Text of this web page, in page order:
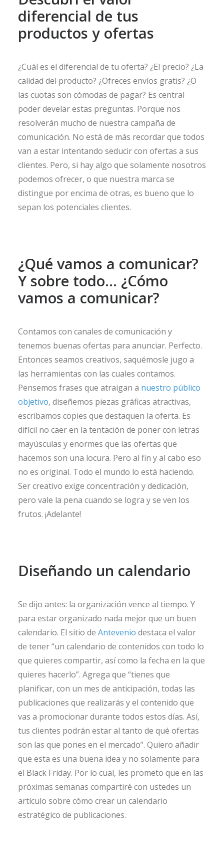
diferencial de tus
productos y ofertas
¿Cuál es el diferencial de tu oferta? ¿El precio? ¿La
calidad del producto? ¿Ofreces envíos gratis? ¿O
las cuotas son cómodas de pagar? Es central
poder develar estas preguntas. Porque nos
resolverán mucho de nuestra campaña de
comunicación. No está de más recordar que todos
van a estar intentando seducir con ofertas a sus
clientes. Pero, si hay algo que solamente nosotros
podemos ofrecer, o que nuestra marca se
distingue por encima de otras, es bueno que lo
sepan los potenciales clientes.
¿Qué vamos a comunicar?
Y sobre todo… ¿Cómo
vamos a comunicar?
Contamos con canales de comunicación y
tenemos buenas ofertas para anunciar. Perfecto.
Entonces seamos creativos, saquémosle jugo a
las herramientas con las cuales contamos.
Pensemos frases que atraigan a nuestro público
objetivo, diseñemos piezas gráficas atractivas,
escribamos copies que destaquen la oferta. Es
difícil no caer en la tentación de poner con letras
mayúsculas y enormes que las ofertas que
hacemos son una locura. Pero al fin y al cabo eso
no es original. Todo el mundo lo está haciendo.
Ser creativo exige concentración y dedicación,
pero vale la pena cuando se logra y se ven los
frutos. ¡Adelante!
Diseñando un calendario
Se dijo antes: la organización vence al tiempo. Y
para estar organizado nada mejor que un buen
calendario. El sitio de Antevenio destaca el valor
de tener “un calendario de contenidos con todo lo
que quieres compartir, así como la fecha en la que
quieres hacerlo”. Agrega que “tienes que
planificar, con un mes de anticipación, todas las
publicaciones que realizarás y el contenido que
vas a promocionar durante todos estos días. Así,
tus clientes podrán estar al tanto de qué ofertas
son las que pones en el mercado”. Quiero añadir
que esta es una buena idea y no solamente para
el Black Friday. Por lo cual, les prometo que en las
próximas semanas compartiré con ustedes un
artículo sobre cómo crear un calendario
estratégico de publicaciones.